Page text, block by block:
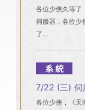
各位少俠久等了
伺服器，各位少
了...
系統
7/22 (三) 伺
各位少俠，《